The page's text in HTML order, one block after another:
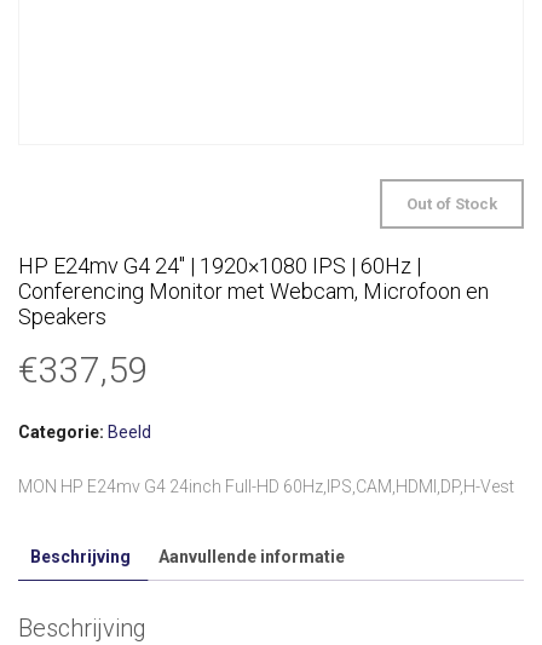
Out of Stock
HP E24mv G4 24″ | 1920×1080 IPS | 60Hz |
Conferencing Monitor met Webcam, Microfoon en
Speakers
€337,59
Categorie: Beeld
MON HP E24mv G4 24inch Full-HD 60Hz,IPS,CAM,HDMI,DP,H-Vest
Beschrijving Aanvullende informatie
Beschrijving